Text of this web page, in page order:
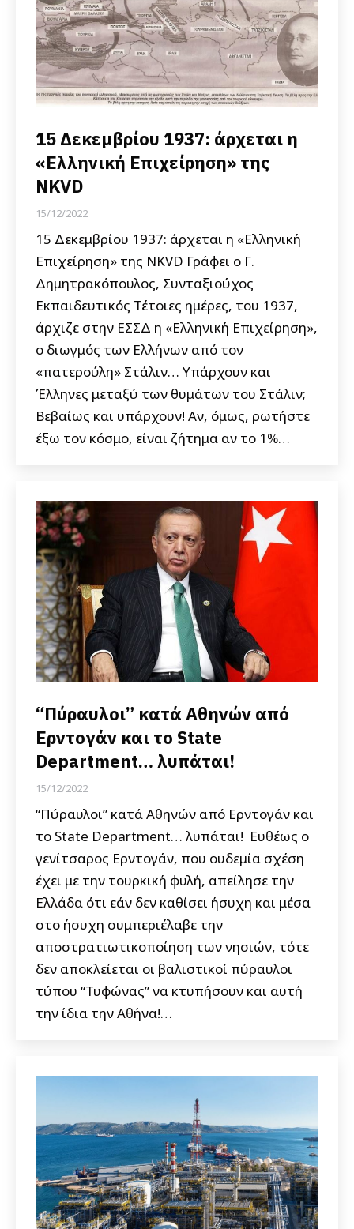
15 Δεκεμβρίου 1937: άρχεται η
«Ελληνική Επιχείρηση» της
NKVD
15/12/2022
15 Δεκεμβρίου 1937: άρχεται η «Ελληνική
Επιχείρηση» της NKVD Γράφει ο Γ.
Δημητρακόπουλος, Συνταξιούχος
Εκπαιδευτικός Τέτοιες ημέρες, του 1937,
άρχιζε στην ΕΣΣΔ η «Ελληνική Επιχείρηση»,
ο διωγμός των Ελλήνων από τον
«πατερούλη» Στάλιν… Υπάρχουν και
Έλληνες μεταξύ των θυμάτων του Στάλιν;
Βεβαίως και υπάρχουν! Αν, όμως, ρωτήστε
έξω τον κόσμο, είναι ζήτημα αν το 1%…
“Πύραυλοι” κατά Αθηνών από
Ερντογάν και το State
Department… λυπάται!
15/12/2022
“Πύραυλοι” κατά Αθηνών από Ερντογάν και
το State Department… λυπάται! Ευθέως ο
γενίτσαρος Ερντογάν, που ουδεμία σχέση
έχει με την τουρκική φυλή, απείλησε την
Ελλάδα ότι εάν δεν καθίσει ήσυχη και μέσα
στο ήσυχη συμπεριέλαβε την
αποστρατιωτικοποίηση των νησιών, τότε
δεν αποκλείεται οι βαλιστικοί πύραυλοι
τύπου “Τυφώνας” να κτυπήσουν και αυτή
την ίδια την Αθήνα!…